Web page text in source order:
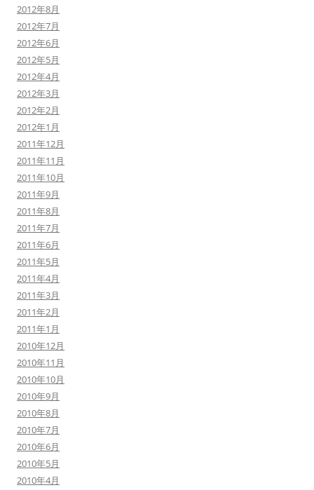
2012年8月
2012年7月
2012年6月
2012年5月
2012年4月
2012年3月
2012年2月
2012年1月
2011年12月
2011年11月
2011年10月
2011年9月
2011年8月
2011年7月
2011年6月
2011年5月
2011年4月
2011年3月
2011年2月
2011年1月
2010年12月
2010年11月
2010年10月
2010年9月
2010年8月
2010年7月
2010年6月
2010年5月
2010年4月